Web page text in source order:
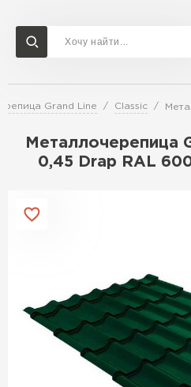
Grand Line Classic
Металлочерепица
0,45 Drap RAL
Доставка и оплата Акции
Перейти в каталог